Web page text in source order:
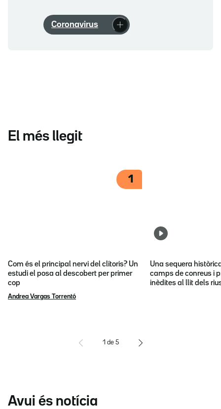
Coronavirus
El més llegit
1
Com és el principal nervi del clítoris? Un
estudi el posa al descobert per primer
cop
Andrea Vargas Torrentó
Una sequera
camps de conreus i
inèdites al llit dels
1 de 5
Avui és notícia